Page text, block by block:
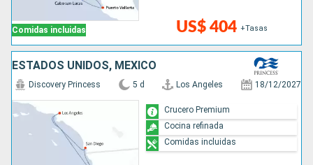
Comidas incluidas US$ 404 +Tasas
ESTADOS UNIDOS, MÉXICO
Discovery Princess 5 d Los Angeles 18/12/2027
Crucero Premium
Cocina refinada
Comidas incluidas